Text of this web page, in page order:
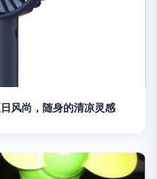
风尚，随身的清凉灵感